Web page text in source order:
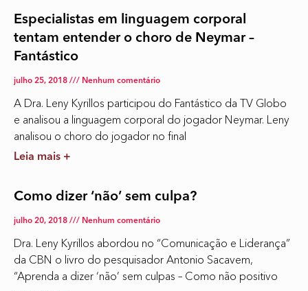
Especialistas em linguagem corporal
tentam entender o choro de Neymar –
Fantástico
julho 25, 2018 Nenhum comentário
A Dra. Leny Kyrillos participou do Fantástico da TV Globo
e analisou a linguagem corporal do jogador Neymar. Leny
analisou o choro do jogador no final
Leia mais +
Como dizer ‘não’ sem culpa?
julho 20, 2018 Nenhum comentário
Dra. Leny Kyrillos abordou no “Comunicação e Liderança”
da CBN o livro do pesquisador Antonio Sacavem,
“Aprenda a dizer ‘não’ sem culpas – Como não positivo